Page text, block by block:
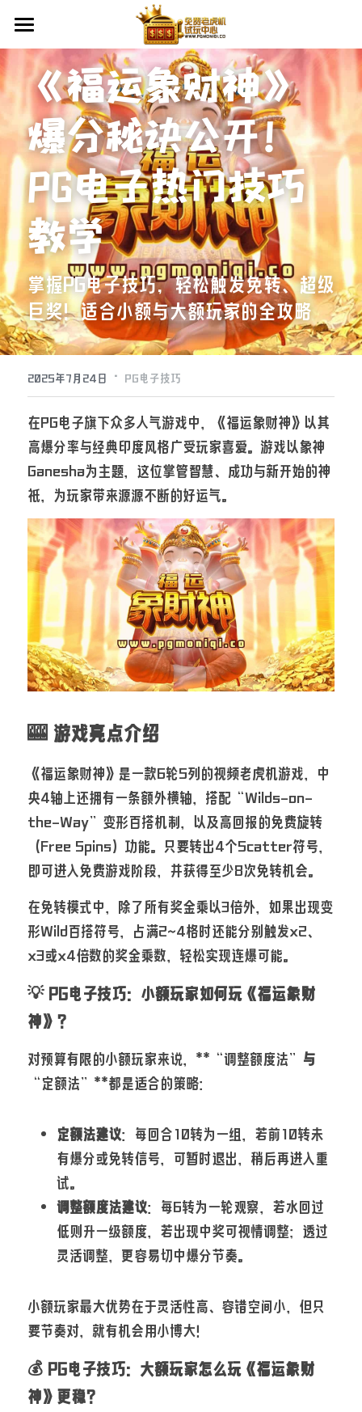
首页
老虎机教学
PG电子入门
老虎机怎么玩
RTP是什么？
平台资讯
试玩中心
试玩攻略
辅助工具
VPN下载
查看平台活动
《福运象财神》
爆分秘诀公开！
PG电子热门技巧
教学
掌握PG电子技巧，轻松触发免转、超级
巨奖！适合小额与大额玩家的全攻略
2025年7月24日 · PG电子技巧
在PG电子旗下众多人气游戏中，《福运象财神》以其
高爆分率与经典印度风格广受玩家喜爱。游戏以象神
Ganesha为主题，这位掌管智慧、成功与新开始的神
祇，为玩家带来源源不断的好运气。
🎰 游戏亮点介绍
《福运象财神》是一款6轮5列的视频老虎机游戏，中
央4轴上还拥有一条额外横轴，搭配“Wilds-on-
the-Way”变形百搭机制，以及高回报的免费旋转
（Free Spins）功能。只要转出4个Scatter符号，
即可进入免费游戏阶段，并获得至少8次免转机会。
在免转模式中，除了所有奖金乘以3倍外，如果出现变
形Wild百搭符号，占满2~4格时还能分别触发x2、
x3或x4倍数的奖金乘数，轻松实现连爆可能。
💡 PG电子技巧：小额玩家如何玩《福运象财
神》？
对预算有限的小额玩家来说，**“调整额度法” 与
“定额法”**都是适合的策略：
定额法建议：每回合10转为一组，若前10转未
有爆分或免转信号，可暂时退出，稍后再进入重
试。
调整额度法建议：每6转为一轮观察，若水回过
低则升一级额度，若出现中奖可视情调整；透过
灵活调整，更容易切中爆分节奏。
小额玩家最大优势在于灵活性高、容错空间小，但只
要节奏对，就有机会用小博大！
💰 PG电子技巧：大额玩家怎么玩《福运象财
神》更稳？